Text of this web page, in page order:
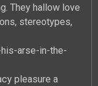
They hallow love
stereotypes,
arse-in-the-
pleasure a